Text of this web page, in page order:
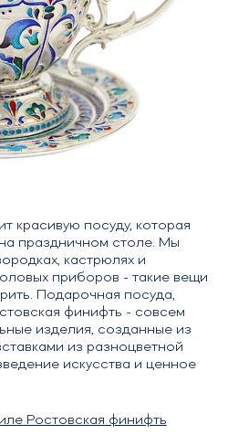
красивую посуду, которая
праздничном столе. Мы
кастрюлях и
приборов - такие вещи
Подарочная посуда,
финифть - совсем
изделия, созданные из
из разноцветной
искусства и ценное
Ростовская финифть